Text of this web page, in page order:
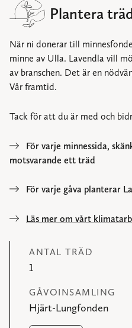
Plantera
När ni donerar till
minne av Ulla. Lavendla vill
av branschen. Det är en
Vår framtid.
Tack för att du är med och
För varje minnessida,
motsvarande ett träd
För varje gåva planterar
Läs mer om vårt
ANTAL TRÄD
1
GÅVOINSAMLING
Hjärt-Lungfonden